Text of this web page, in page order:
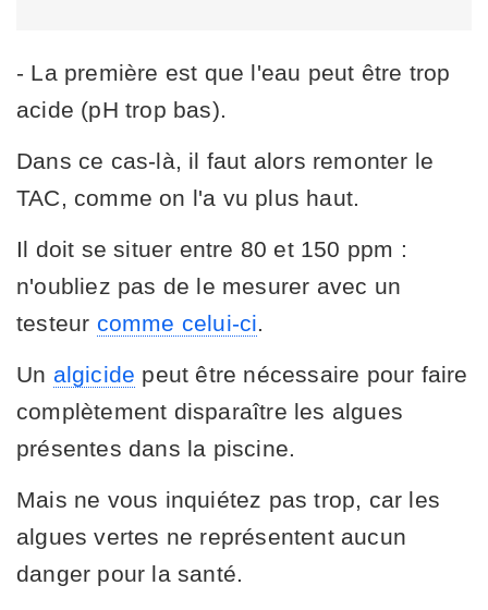
- La première est que l'eau peut être trop
acide (pH trop bas).
Dans ce cas-là, il faut alors remonter le
TAC, comme on l'a vu plus haut.
Il doit se situer entre 80 et 150 ppm :
n'oubliez pas de le mesurer avec un
testeur comme celui-ci.
Un algicide peut être nécessaire pour faire
complètement disparaître les algues
présentes dans la piscine.
Mais ne vous inquiétez pas trop, car les
algues vertes ne représentent aucun
danger pour la santé.